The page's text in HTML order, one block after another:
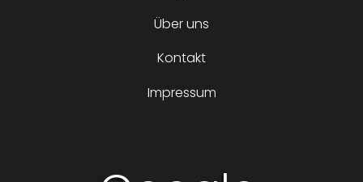
Über uns
Kontakt
Impressum